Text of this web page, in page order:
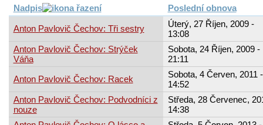
Nadpis Poslední obnova
Anton Pavlovič Čechov: Tři sestry
Úterý, 27 Říjen, 2009 -
13:08
Anton Pavlovič Čechov: Strýček
Váňa
Sobota, 24 Říjen, 2009 -
21:11
Anton Pavlovič Čechov: Racek
Sobota, 4 Červen, 2011 -
14:52
Anton Pavlovič Čechov: Podvodníci z
nouze
Středa, 28 Červenec,
14:38